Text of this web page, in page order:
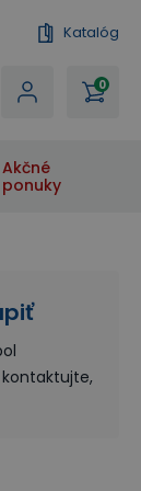
Katalóg
0
Akčné
ponuky